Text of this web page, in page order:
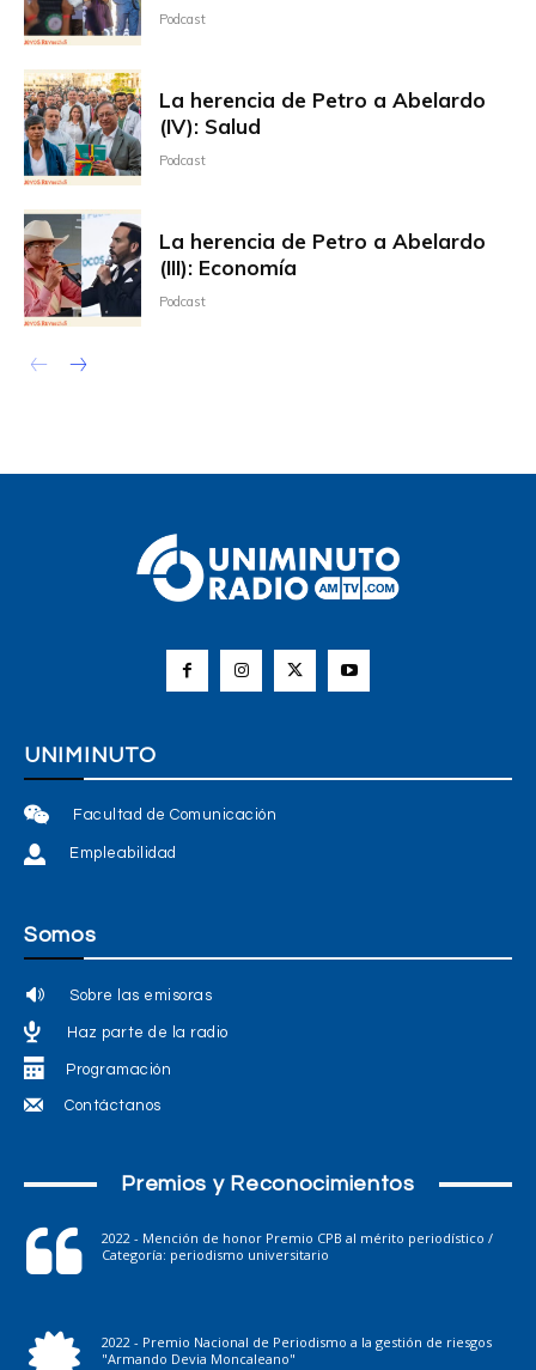
Podcast
La herencia de Petro a Abelardo
(IV): Salud
Podcast
La herencia de Petro a Abelardo
(III): Economía
Podcast
UNIMINUTO
Facultad de Comunicación
Empleabilidad
Somos
Sobre las emisoras
Haz parte de la radio
Programación
Contáctanos
Premios y Reconocimientos
2022 - Mención de honor Premio CPB al mérito periodístico /
Categoría: periodismo universitario
2022 - Premio Nacional de Periodismo a la gestión de riesgos
"Armando Devia Moncaleano"